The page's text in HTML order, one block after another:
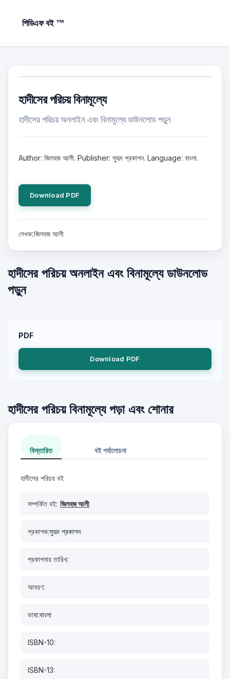
পিডিএফ বই ™
হাদীসের পরিচয় বিনামূল্যে
হাদীসের পরিচয় অনলাইন এবং বিনামূল্যে ডাউনলোড পড়ুন
Author: জিলহজ আলী. Publisher: সুহৃদ প্রকাশন. Language: বাংলা.
Download PDF
লেখক:জিলহজ আলী
হাদীসের পরিচয় অনলাইন এবং বিনামূল্যে ডাউনলোড
পড়ুন
PDF
Download PDF
হাদীসের পরিচয় বিনামূল্যে পড়া এবং শোনার
বিস্তারিত বই পর্যালোচনা
হাদীসের পরিচয় বই
সম্পর্কিত বই: জিলহজ আলী
প্রকাশক:সুহৃদ প্রকাশন
প্রকাশনার তারিখ:
আবরণ:
ভাষা:বাংলা
ISBN-10:
ISBN-13: